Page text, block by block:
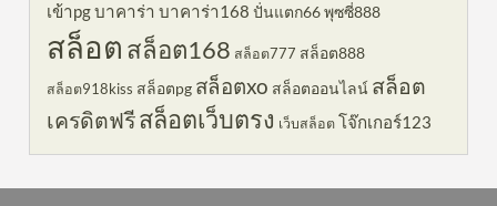
เข้าpgบาคาร่า บาคาร่า168 ปั่นแตก66พุซซี่888
สล็อต สล็อต168 สล็อต777 สล็อต888
สล็อต918kiss สล็อตpg สล็อตxo สล็อตออนไลน์ สล็อต
เครดิตฟรีสล็อตเว็บตรง เว็บสล็อต โจ๊กเกอร์123